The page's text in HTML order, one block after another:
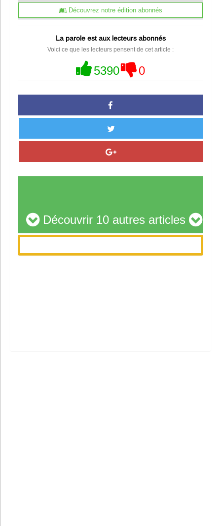
Découvrez notre édition abonnés
La parole est aux lecteurs abonnés
Voici ce que les lecteurs pensent de cet article :
5390 0
Découvrir 10 autres articles